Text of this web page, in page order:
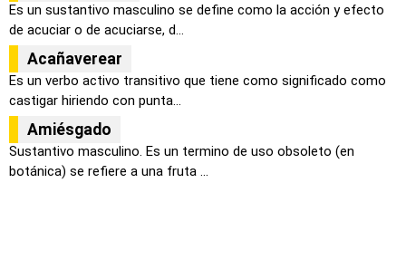
Es un sustantivo masculino se define como la acción y efecto
de acuciar o de acuciarse, d...
Acañaverear
Es un verbo activo transitivo que tiene como significado como
castigar hiriendo con punta...
Amiésgado
Sustantivo masculino. Es un termino de uso obsoleto (en
botánica) se refiere a una fruta ...